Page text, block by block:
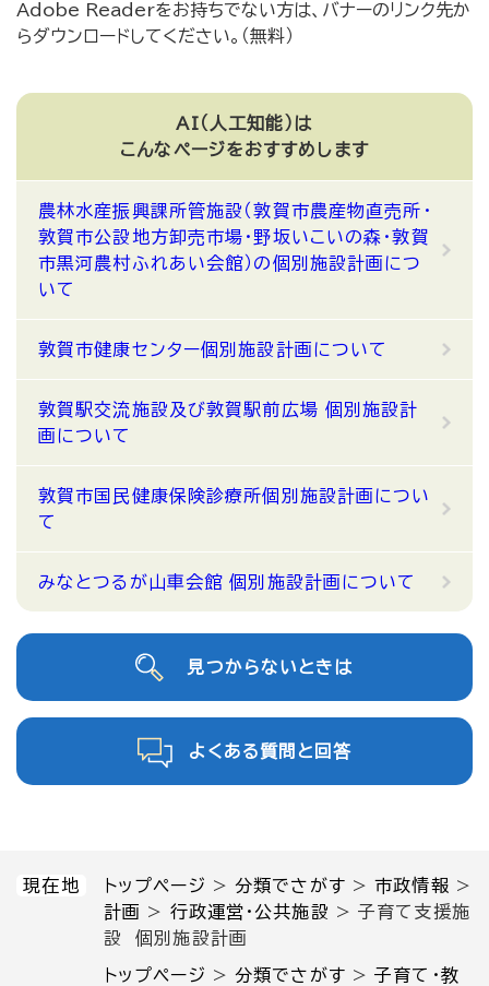
現在地 トップページ >分類でさがす >市政情報 >
計画 > 行政運営・公共施設 >子育て支援施
設 個別施設計画
トップページ >分類でさがす >子育て・教
Adobe Readerをお持ちでない方は、バナーのリンク先か
らダウンロードしてください。（無料）
AI（人工知能）は
こんなページをおすすめします
農林水産振興課所管施設（敦賀市農産物直売所・
敦賀市公設地方卸売市場・野坂いこいの森・敦賀
市黒河農村ふれあい会館）の個別施設計画につ
いて
敦賀市健康センター個別施設計画について
敦賀駅交流施設及び敦賀駅前広場 個別施設計
画について
敦賀市国民健康保険診療所個別施設計画につい
て
みなとつるが山車会館 個別施設計画について
見つからないときは
よくある質問と回答